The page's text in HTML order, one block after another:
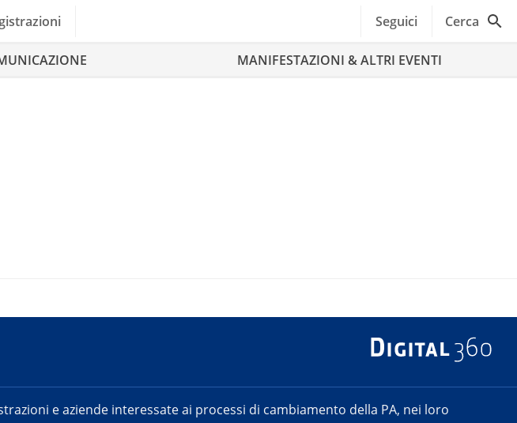
Seguici Cerca
MANIFESTAZIONI & ALTRI EVENTI
e aziende interessate ai processi di cambiamento della PA, nei loro